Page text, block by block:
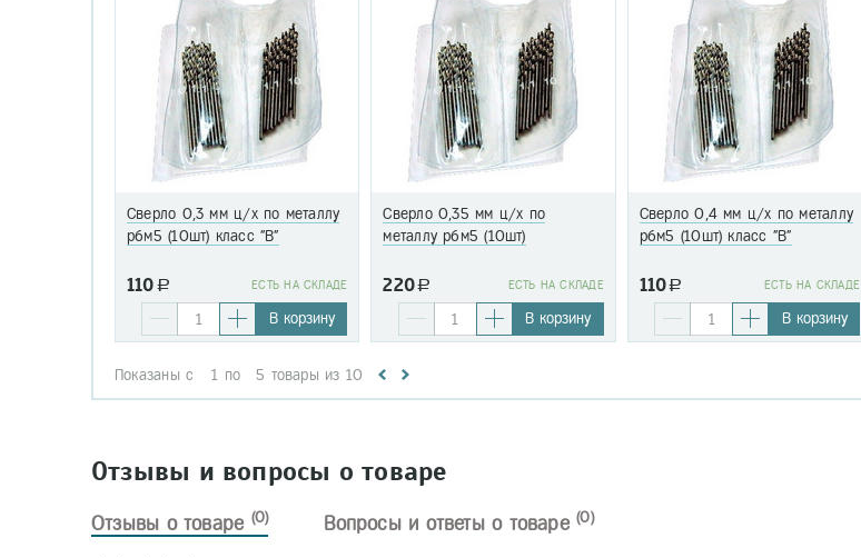
Сверло 0,3 мм ц/х по металлу
р6м5 (10шт) класс "В"
110 a EСТЬ НА СКЛАДЕ
В корзину
Сверло 0,35 мм ц/х по
металлу р6м5 (10шт)
220a EСТЬ НА СКЛАДЕ
В корзину
Сверло 0,4 мм ц/х по металлу
р6м5 (10шт) класс "В"
110a EСТЬ НА СКЛАДЕ
В корзину
Показаны с 1 по 5 товары из 10
Отзывы и вопросы о товаре
Отзывы о товаре (0) Вопросы и ответы о товаре(0)